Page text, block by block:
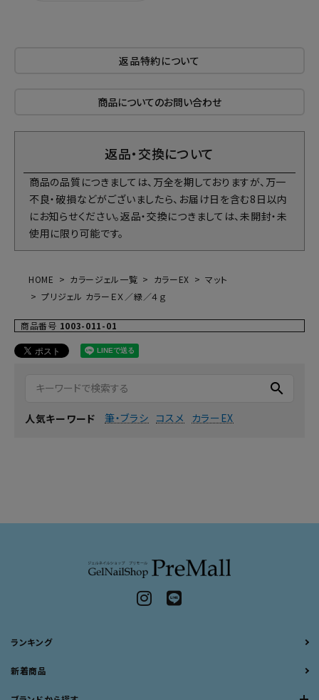
返品特約について
商品についてのお問い合わせ
返品・交換について
商品の品質につきましては、万全を期しておりますが、万一
不良・破損などがございましたら、お届け日を含む8日以内
にお知らせください。返品・交換につきましては、未開封・未
使用に限り可能です。
HOME カラージェル一覧 カラーEX
マット
プリジェル カラーＥＸ／緑／４ｇ
商品番号 1003-011-01
search
人気キーワード 筆・ブラシ コスメ カラーEX
ランキング
新着商品